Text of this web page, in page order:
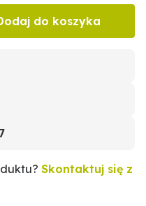
do koszyka
Skontaktuj się z